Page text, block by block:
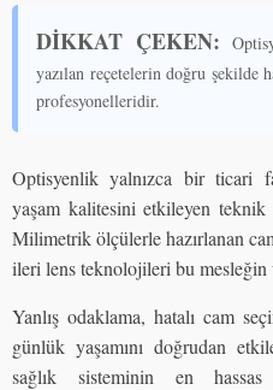
DİKKAT ÇEKEN:
yazılan reçetelerin doğru şekilde
profesyonelleridir.
Optisyenlik yalnızca bir ticari
yaşam kalitesini etkileyen
Milimetrik ölçülerle hazırlanan
ileri lens teknolojileri bu mesleğin
Yanlış odaklama, hatalı cam
günlük yaşamını doğrudan
sağlık sisteminin en